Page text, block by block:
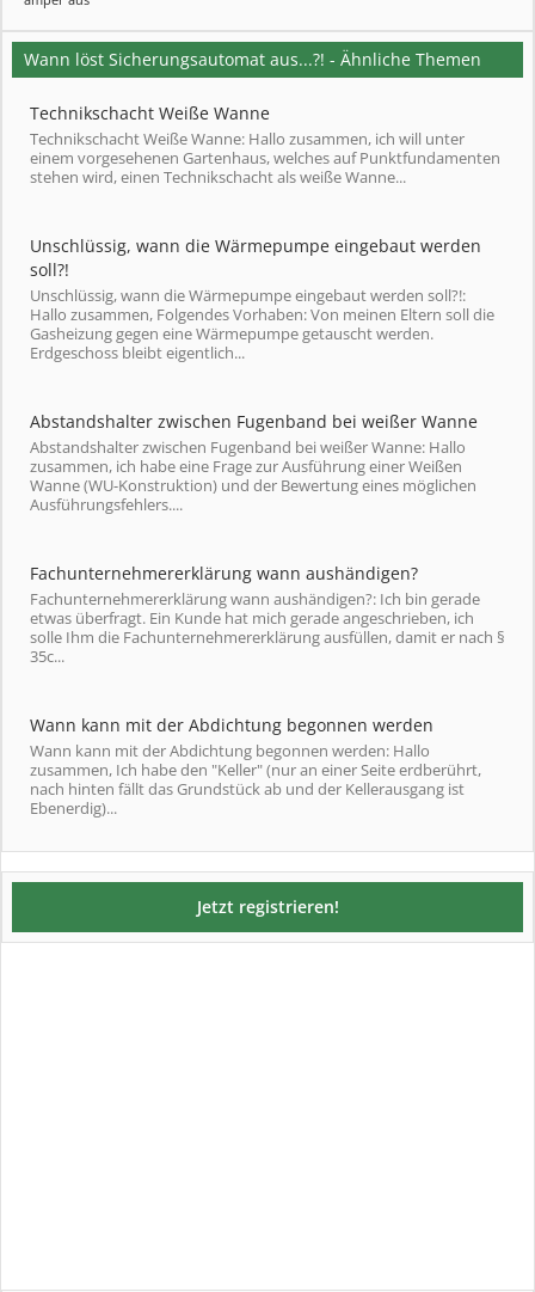
Wann löst Sicherungsautomat aus...?! - Ähnliche Themen
Technikschacht Weiße Wanne
Technikschacht Weiße Wanne: Hallo zusammen, ich will unter
einem vorgesehenen Gartenhaus, welches auf Punktfundamenten
stehen wird, einen Technikschacht als weiße Wanne...
Unschlüssig, wann die Wärmepumpe eingebaut werden
soll?!
Unschlüssig, wann die Wärmepumpe eingebaut werden soll?!:
Hallo zusammen, Folgendes Vorhaben: Von meinen Eltern soll die
Gasheizung gegen eine Wärmepumpe getauscht werden.
Erdgeschoss bleibt eigentlich...
Abstandshalter zwischen Fugenband bei weißer Wanne
Abstandshalter zwischen Fugenband bei weißer Wanne: Hallo
zusammen, ich habe eine Frage zur Ausführung einer Weißen
Wanne (WU-Konstruktion) und der Bewertung eines möglichen
Ausführungsfehlers....
Fachunternehmererklärung wann aushändigen?
Fachunternehmererklärung wann aushändigen?: Ich bin gerade
etwas überfragt. Ein Kunde hat mich gerade angeschrieben, ich
solle Ihm die Fachunternehmererklärung ausfüllen, damit er nach §
35c...
Wann kann mit der Abdichtung begonnen werden
Wann kann mit der Abdichtung begonnen werden: Hallo
zusammen, Ich habe den "Keller" (nur an einer Seite erdberührt,
nach hinten fällt das Grundstück ab und der Kellerausgang ist
Ebenerdig)...
Jetzt registrieren!